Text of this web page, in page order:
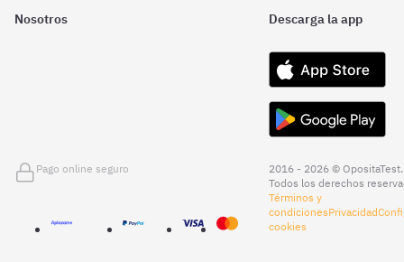
Nosotros Descarga la app
Pago online seguro
2016 - 2026 © OpositaTest.
Todos los derechos
Términos y
condicionesPrivacidad
cookies